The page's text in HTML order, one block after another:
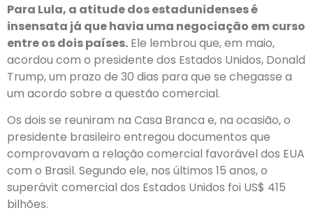
Para Lula, a atitude dos estadunidenses é
insensata já que havia uma negociação em curso
entre os dois países. Ele lembrou que, em maio,
acordou com o presidente dos Estados Unidos, Donald
Trump, um prazo de 30 dias para que se chegasse a
um acordo sobre a questão comercial.
Os dois se reuniram na Casa Branca e, na ocasião, o
presidente brasileiro entregou documentos que
comprovavam a relação comercial favorável dos EUA
com o Brasil. Segundo ele, nos últimos 15 anos, o
superávit comercial dos Estados Unidos foi US$ 415
bilhões.